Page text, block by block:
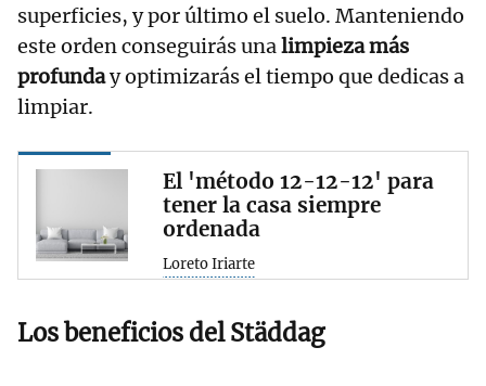
superficies, y por último el suelo. Manteniendo
este orden conseguirás unalimpieza más
profunday optimizarás el tiempo que dedicas a
limpiar.
El 'método 12-12-12' para
tener la casa siempre
ordenada
Loreto Iriarte
Los beneficios del Städdag